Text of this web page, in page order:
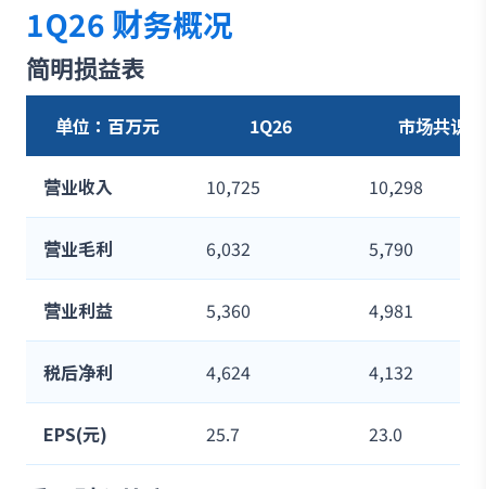
1Q26 财务概况
简明损益表
单位：百万元 1Q26 市场共识
营业收入 10,725 10,298
营业毛利 6,032 5,790
营业利益 5,360 4,981
税后净利 4,624 4,132
EPS(元) 25.7 23.0